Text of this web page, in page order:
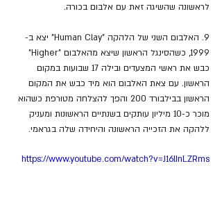
לראשונה שהשיגה זאת עם אלבום בכורה.
9. האלבום השני של הלהקה "Human Clay" יצא ב-
1999, כשהסינגל הראשון שיצא מהאלבום "Higher"
כבש את ראשי המצעדים ובילה 17 שבועות במקום
הראשון. עם צאת האלבום הוא מיד כבש את המקום
הראשון בבילבורד 200 והפך להצלחה מטורפת כשהוא
מוכר כ-10 מיליון עותקים בשנתיים הראשונות ומעניק
ללהקה את הזכייה הראשונה והיחידה שלה בגראמי.
https://www.youtube.com/watch?v=J16lInLZRms